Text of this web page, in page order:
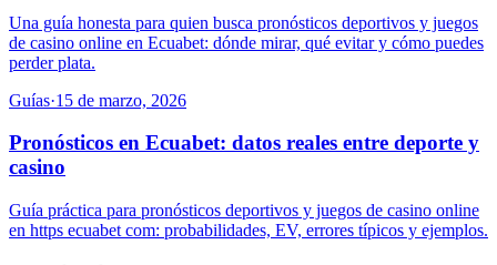
Una guía honesta para quien busca pronósticos deportivos y juegos
de casino online en Ecuabet: dónde mirar, qué evitar y cómo puedes
perder plata.
Guías·15 de marzo, 2026
Pronósticos en Ecuabet: datos reales entre deporte y
casino
Guía práctica para pronósticos deportivos y juegos de casino online
en https ecuabet com: probabilidades, EV, errores típicos y ejemplos.